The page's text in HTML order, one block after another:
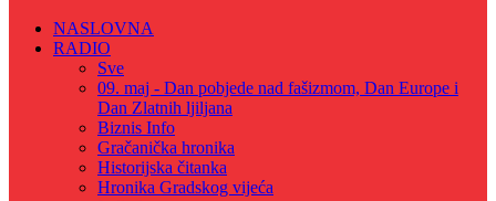
NASLOVNA
RADIO
Sve
09. maj - Dan pobjede nad fašizmom, Dan Europe i
Dan Zlatnih ljiljana
Biznis Info
Gračanička hronika
Historijska čitanka
Hronika Gradskog vijeća